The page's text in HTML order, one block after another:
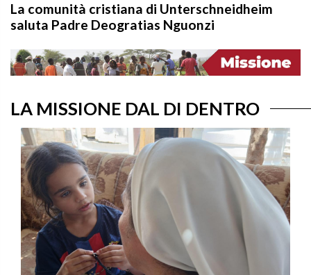
La comunità cristiana di Unterschneidheim
saluta Padre Deogratias Nguonzi
LA MISSIONE DAL DI DENTRO